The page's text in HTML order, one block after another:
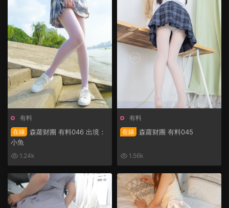
有料
在線
森蘿财團 有料046 出境：
小魚
1.24k
有料
在線
森蘿财團 有料045
1.56k